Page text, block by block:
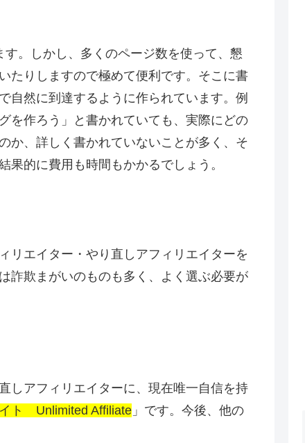
。しかし、多くのページ数を使って、懇
たりしますので極めて便利です。そこに書
自然に到達するように作られています。例
を作ろう」と書かれていても、実際にどの
か、詳しく書かれていないことが多く、そ
的に費用も時間もかかるでしょう。
リエイター・やり直しアフィリエイターを
詐欺まがいのものも多く、よく選ぶ必要が
しアフィリエイターに、現在唯一自信を持
ト Unlimited Affiliate 」です。今後、他の